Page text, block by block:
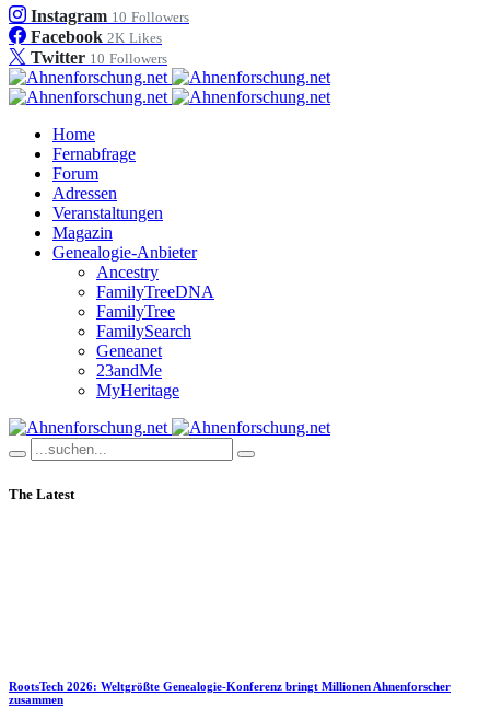
Instagram 10 Followers
Facebook 2K Likes
Twitter 10 Followers
Home
Fernabfrage
Forum
Adressen
Veranstaltungen
Magazin
Genealogie-Anbieter
Ancestry
FamilyTreeDNA
FamilyTree
FamilySearch
Geneanet
23andMe
MyHeritage
The Latest
RootsTech 2026: Weltgrößte Genealogie-Konferenz bringt Millionen Ahnenforscher
zusammen